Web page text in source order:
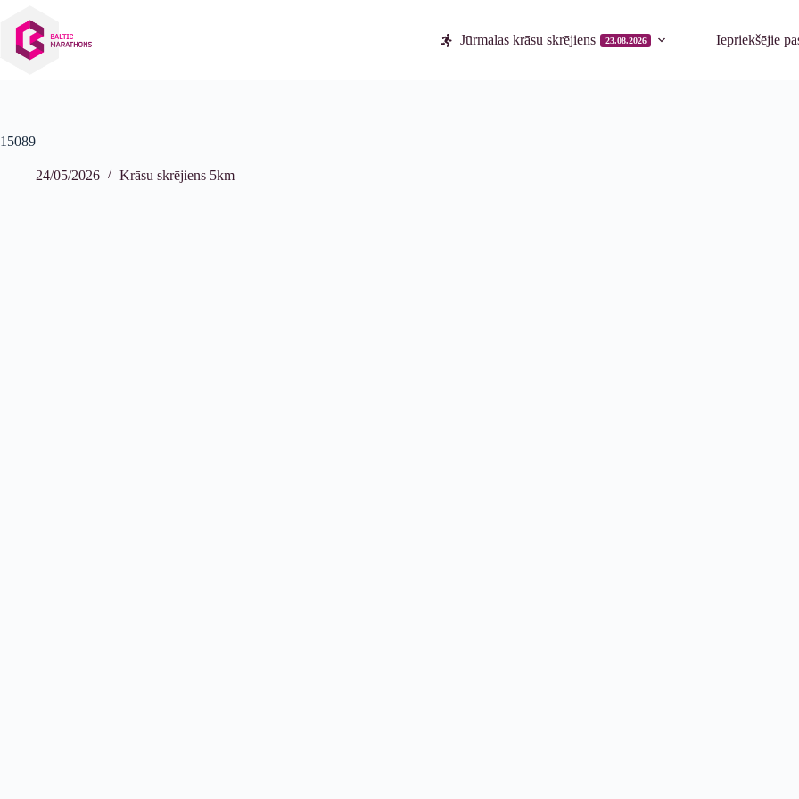
saturu
Jūrmalas krāsu skrējiens 23.08.2026 Iepriekšējie
15089
24/05/2026 Krāsu skrējiens 5km